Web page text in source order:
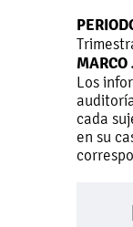
MARCO
Los
cada
en su